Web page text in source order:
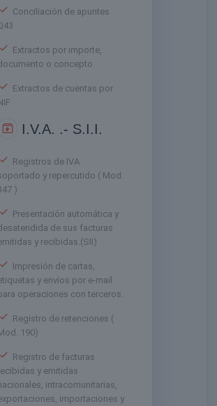
Conciliación de apuntes
Extractos por importe,
o concepto
Extractos de cuentas por
I.V.A. .- S.I.I.
Registros de IVA
y repercutido ( Mod.
)
Presentación automática y
de sus facturas
y recibidas.(SII)
Impresión de cartas,
y envíos por e-mail
operaciones con terceros.
Registro de retenciones (
190)
Registro de facturas
y emitidas
intracomunitarias,
importaciones y